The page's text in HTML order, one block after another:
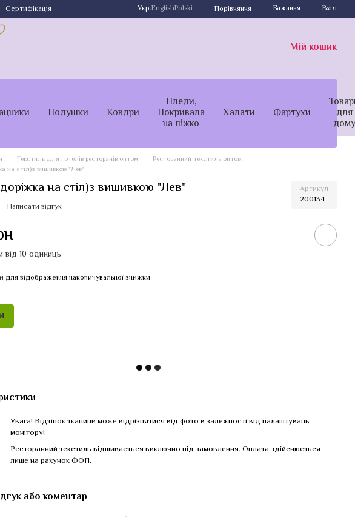
Сертифікація Укр.EnglishPolski Порівняння Бажання Вхід
Мій кошик
Подушки Ковдри
Пледи,
Покривала
на ліжко
Халати Фартухи для
дому
Текстиль для готелів ресторанів оптом
Ресторанний текстиль оптом
на стіл)з вишивкою "Лев"
на стіл)з вишивкою "Лев" Артикул
200134
Написати відгук
від 10 одиниць
для відображення накопичувальної знижки
Увага! Відтінок тканини може відрізнятися від фото в залежності від налаштувань
монітору!
Ресторанний текстиль відшивається виключно під замовлення. Оплата здійснюється
лише на рахунок ФОП.
або коментар